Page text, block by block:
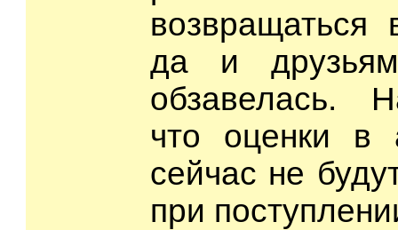
возвращаться
да и
обзавелась.
что оценки в
сейчас не
при